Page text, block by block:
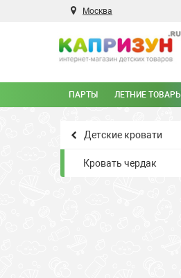
Москва
ПАРТЫ ЛЕТНИЕ ТОВАРЫ
Детские кровати
Кровать чердак